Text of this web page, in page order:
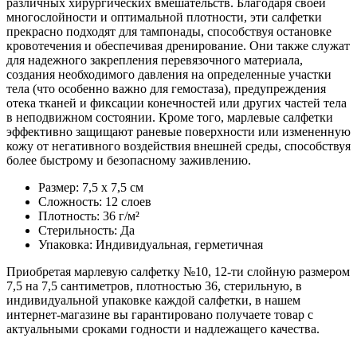
многослойности и оптимальной плотности, эти салфетки
прекрасно подходят для тампонады, способствуя остановке
кровотечения и обеспечивая дренирование. Они также служат
для надежного закрепления перевязочного материала,
создания необходимого давления на определенные участки
тела (что особенно важно для гемостаза), предупреждения
отека тканей и фиксации конечностей или других частей тела
в неподвижном состоянии. Кроме того, марлевые салфетки
эффективно защищают раневые поверхности или измененную
кожу от негативного воздействия внешней среды, способствуя
более быстрому и безопасному заживлению.
Размер: 7,5 х 7,5 см
Сложность: 12 слоев
Плотность: 36 г/м²
Стерильность: Да
Упаковка: Индивидуальная, герметичная
Приобретая марлевую салфетку №10, 12-ти слойную размером
7,5 на 7,5 сантиметров, плотностью 36, стерильную, в
индивидуальной упаковке каждой салфетки, в нашем
интернет-магазине вы гарантировано получаете товар с
актуальными сроками годности и надлежащего качества.